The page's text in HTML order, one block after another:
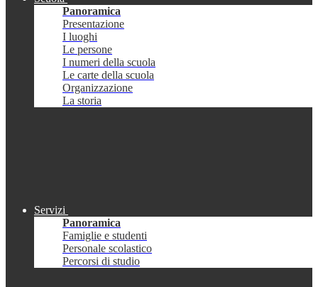
Panoramica
Presentazione
I luoghi
Le persone
I numeri della scuola
Le carte della scuola
Organizzazione
La storia
Servizi
Panoramica
Famiglie e studenti
Personale scolastico
Percorsi di studio